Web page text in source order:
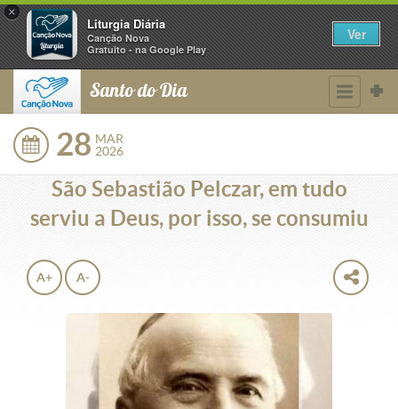
×
Liturgia Diária
Canção Nova
Gratuito - na Google Play
Ver
Santo do Dia
28 MAR
2026
São Sebastião Pelczar, em tudo
serviu a Deus, por isso, se consumiu
A+ A-